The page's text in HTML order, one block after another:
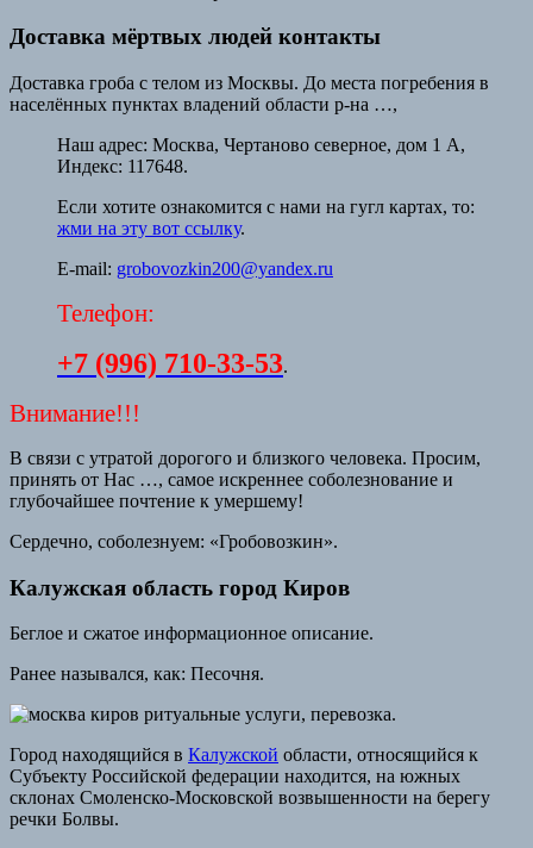
Доставка мёртвых людей контакты
Доставка гроба с телом из Москвы. До места погребения в
населённых пунктах владений области р-на …,
Наш адрес: Москва, Чертаново северное, дом 1 А,
Индекс: 117648.
Если хотите ознакомится с нами на гугл картах, то:
жми на эту вот ссылку.
E-mail: grobovozkin200@yandex.ru
Телефон:
+7 (996) 710-33-53.
Внимание!!!
В связи с утратой дорогого и близкого человека. Просим,
принять от Нас …, самое искреннее соболезнование и
глубочайшее почтение к умершему!
Сердечно, соболезнуем: «Гробовозкин».
Калужская область город Киров
Беглое и сжатое информационное описание.
Ранее назывался, как: Песочня.
Город находящийся в Калужской области, относящийся к
Субъекту Российской федерации находится, на южных
склонах Смоленско-Московской возвышенности на берегу
речки Болвы.